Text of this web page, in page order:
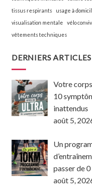
tissus respirants
usage à
visualisation mentale
vélo
vêtements techniques
DERNIERS ARTICLES
Votre
10
inattendus
août 5,
Un
passer de
août 5,